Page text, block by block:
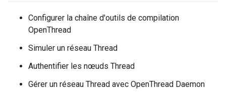
Configurer la chaîne d'outils de compilation
OpenThread
Simuler un réseau Thread
Authentifier les nœuds Thread
Gérer un réseau Thread avec OpenThread Daemon